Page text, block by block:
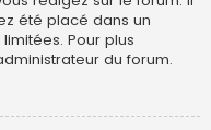
été placé dans un
Pour plus
du forum.